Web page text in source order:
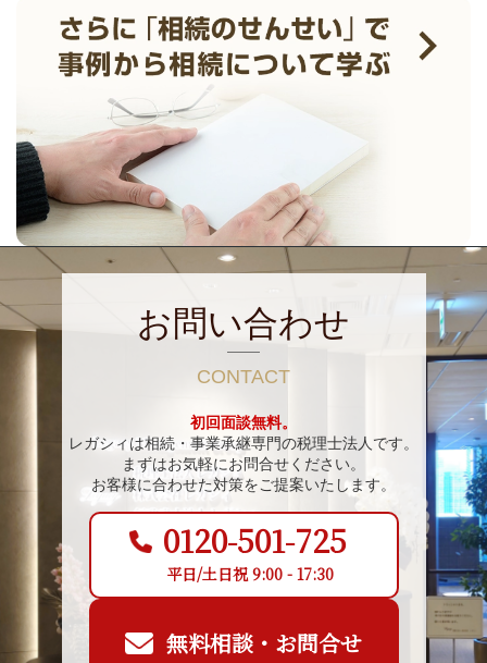
お問い合わせ
CONTACT
初回面談無料。
レガシィは相続・事業承継専門の税理士法人です。
まずはお気軽にお問合せください。
お客様に合わせた対策をご提案いたします。
0120-501-725
平日/土日祝 9:00 - 17:30
無料相談・お問合せ